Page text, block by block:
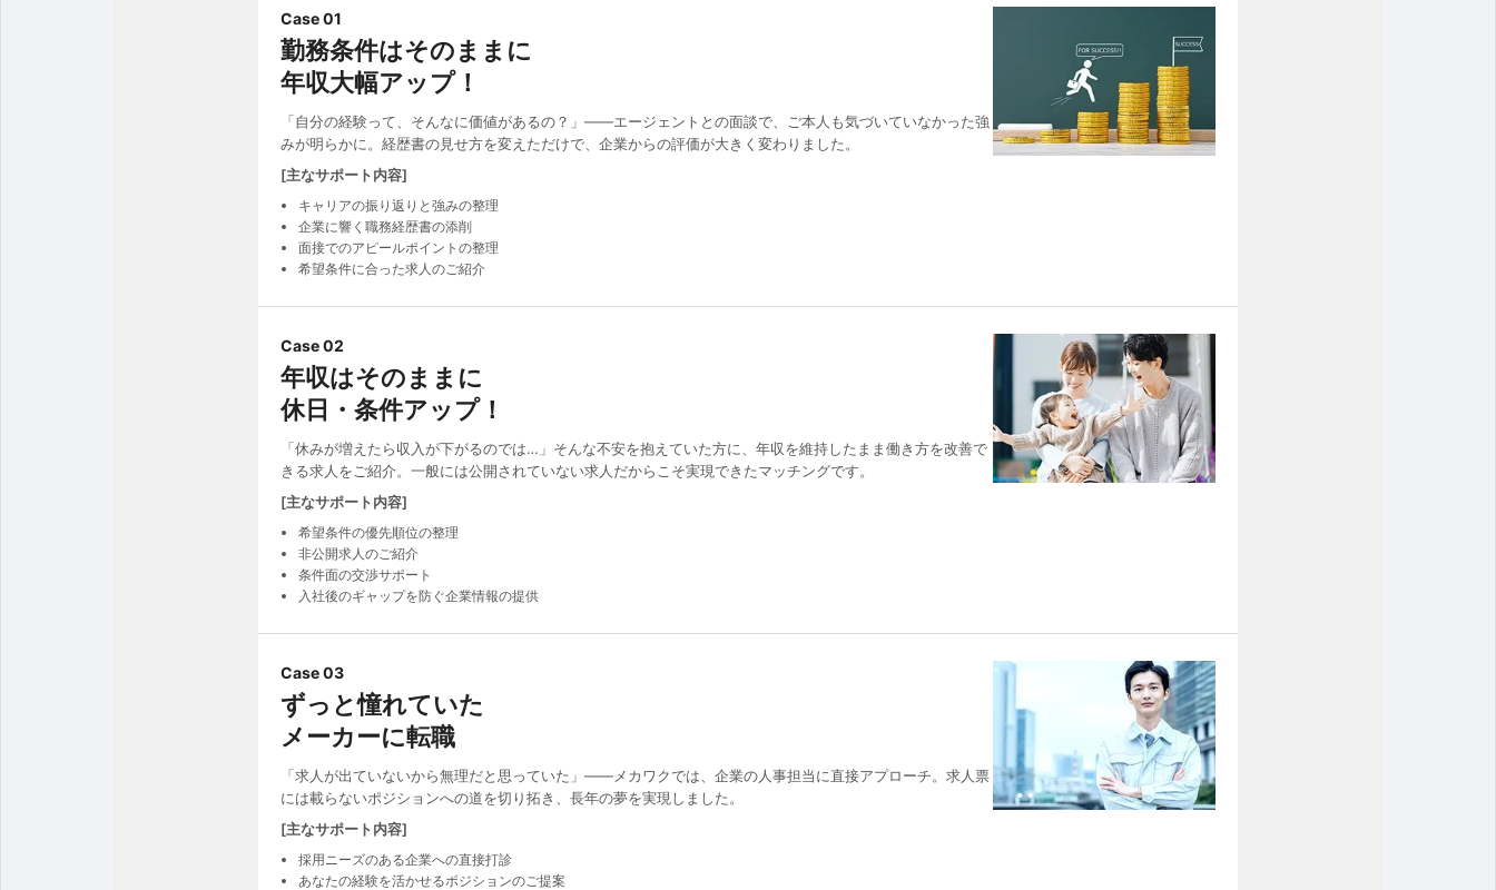
Case 01
勤務条件はそのままに
年収大幅アップ！
「自分の経験って、そんなに価値があるの？」——エージェントとの面談で、ご本人も気づいていなかった強
みが明らかに。経歴書の見せ方を変えただけで、企業からの評価が大きく変わりました。
[主なサポート内容]
キャリアの振り返りと強みの整理
企業に響く職務経歴書の添削
面接でのアピールポイントの整理
希望条件に合った求人のご紹介
Case 02
年収はそのままに
休日・条件アップ！
「休みが増えたら収入が下がるのでは…」そんな不安を抱えていた方に、年収を維持したまま働き方を改善で
きる求人をご紹介。一般には公開されていない求人だからこそ実現できたマッチングです。
[主なサポート内容]
希望条件の優先順位の整理
非公開求人のご紹介
条件面の交渉サポート
入社後のギャップを防ぐ企業情報の提供
Case 03
ずっと憧れていた
メーカーに転職
「求人が出ていないから無理だと思っていた」——メカワクでは、企業の人事担当に直接アプローチ。求人票
には載らないポジションへの道を切り拓き、長年の夢を実現しました。
[主なサポート内容]
採用ニーズのある企業への直接打診
あなたの経験を活かせるポジションのご提案